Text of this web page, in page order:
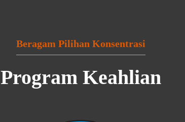
Beragam Pilihan Konsentrasi
Program Keahlian